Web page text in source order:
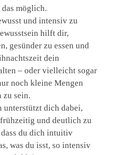
möglich.
und intensiv zu
hilft dir,
gesünder zu essen und
dein
– oder vielleicht sogar
noch kleine Mengen
zu sein.
unterstützt dich dabei,
und deutlich zu
dass du dich intuitiv
was du isst, so intensiv